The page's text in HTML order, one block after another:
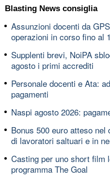
Blasting News consiglia
Assunzioni docenti da
operazioni in corso fino al
Supplenti brevi, NoiPA
agosto i primi accrediti
Personale docenti e Ata:
pagamenti
Naspi agosto 2026:
Bonus 500 euro atteso
di lavoratori saltuari e in
Casting per uno short film
programma The Goal